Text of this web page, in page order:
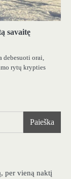
savaitę
debesuoti orai,
rytų krypties
Paieška
per vieną naktį